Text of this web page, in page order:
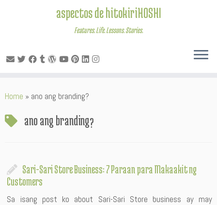
to
aspectos de hitokiriHOSHI
Features. Life. Lessons. Stories.
Home » ano ang branding?
ano ang branding?
Sari-Sari Store Business: 7 Paraan para Makaakit ng
Customers
Sa isang post ko about Sari-Sari Store business ay may